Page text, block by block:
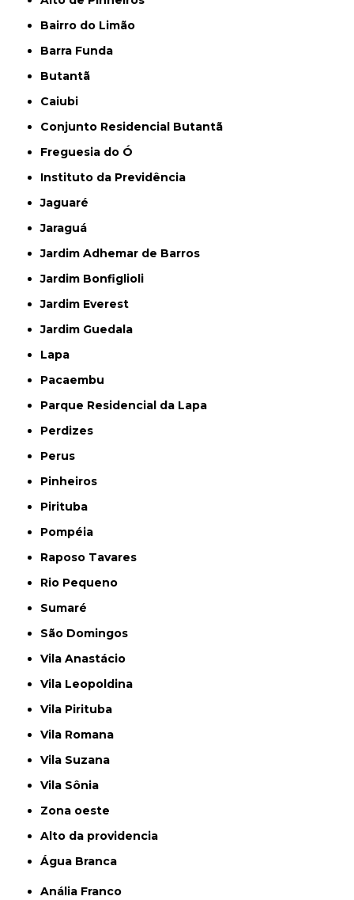
Bairro do Limão
Barra Funda
Butantã
Caiubi
Conjunto Residencial Butantã
Freguesia do Ó
Instituto da Previdência
Jaguaré
Jaraguá
Jardim Adhemar de Barros
Jardim Bonfiglioli
Jardim Everest
Jardim Guedala
Lapa
Pacaembu
Parque Residencial da Lapa
Perdizes
Perus
Pinheiros
Pirituba
Pompéia
Raposo Tavares
Rio Pequeno
Sumaré
São Domingos
Vila Anastácio
Vila Leopoldina
Vila Pirituba
Vila Romana
Vila Suzana
Vila Sônia
Zona oeste
alto da providencia
Água Branca
Anália Franco